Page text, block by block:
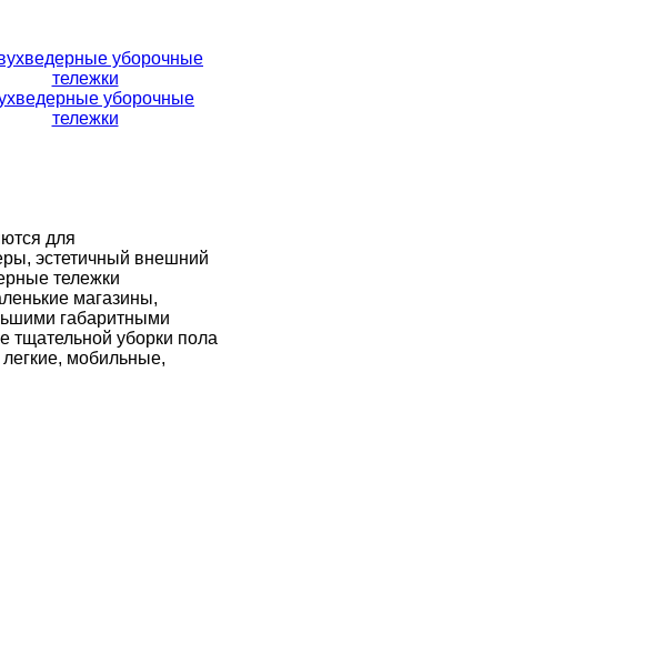
уборочные
тележки
для
эстетичный внешний
тележки
магазины,
габаритными
тщательной уборки пола
мобильные,